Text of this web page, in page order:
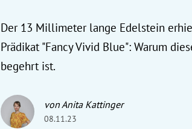
Der 13 Millimeter lange Edelstein
Prädikat "Fancy Vivid Blue": Warum
begehrt ist.
von Anita Kattinger
08.11.23